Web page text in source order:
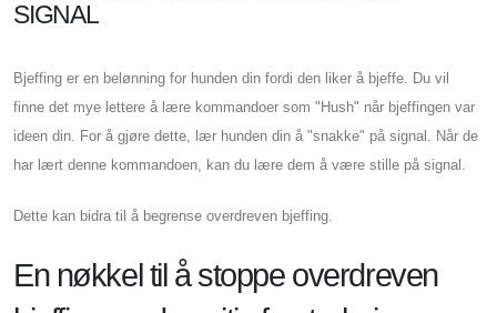
SIGNAL
Bjeffing er en belønning for hunden din fordi den liker å bjeffe. Du vil
finne det mye lettere å lære kommandoer som "Hush" når bjeffingen var
ideen din. For å gjøre dette, lær hunden din å "snakke" på signal. Når de
har lært denne kommandoen, kan du lære dem å være stille på signal.
Dette kan bidra til å begrense overdreven bjeffing.
En nøkkel til å stoppe overdreven